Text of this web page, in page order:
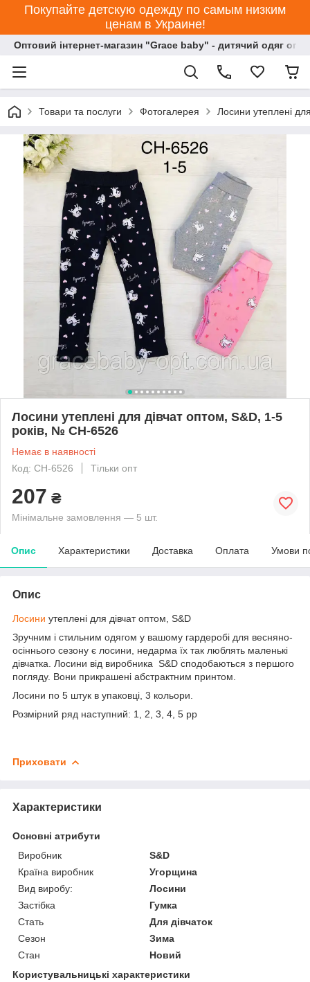
Покупайте детскую одежду по самым низким
ценам в Украине!
Оптовий інтернет-магазин "Grace baby" - дитячий одяг
Товари та послуги Фотогалерея Лосини утеплені
Лосини утеплені для дівчат оптом, S&D, 1-5
років, № CH-6526
Немає в наявності
Код: CH-6526
Тільки опт
207 ₴
Мінімальне замовлення — 5 шт.
Опис Характеристики Доставка Оплата Умови
Опис
Лосини утеплені для дівчат оптом, S&D
Зручним і стильним одягом у вашому гардеробі для весняно-
осіннього сезону є лосини, недарма їх так люблять маленькі
дівчатка. Лосини від виробника S&D сподобаються з першого
погляду. Вони прикрашені абстрактним принтом.
Лосини по 5 штук в упаковці, 3 кольори.
Розмірний ряд наступний: 1, 2, 3, 4, 5 pp
Приховати
Характеристики
Основні атрибути
Виробник
S&D
Країна виробник
Угорщина
Вид виробу:
Лосини
Застібка
Гумка
Стать
Для дівчаток
Сезон
Зима
Стан
Новий
Користувальницькі характеристики